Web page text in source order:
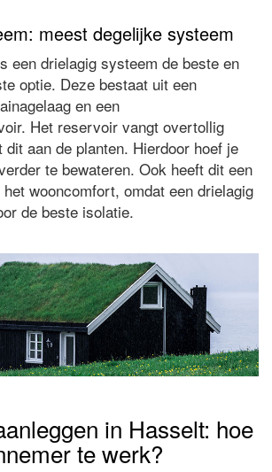
meest degelijke systeem
een drielagig systeem de beste en
optie. Deze bestaat uit een
en een
Het reservoir vangt overtollig
dit aan de planten. Hierdoor hoef je
te bewateren. Ook heeft dit een
wooncomfort, omdat een drielagig
de beste isolatie.
in Hasselt: hoe
te werk?